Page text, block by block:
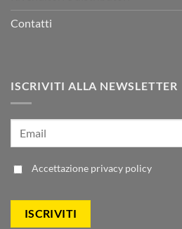
Contatti
ISCRIVITI ALLA NEWSLETTER
Accettazione privacy policy